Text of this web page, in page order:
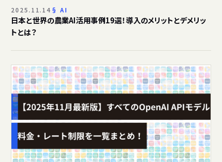
2025.11.14 AI
日本と世界の農業AI活用事例19選！導入のメリットとデメリッ
トとは？